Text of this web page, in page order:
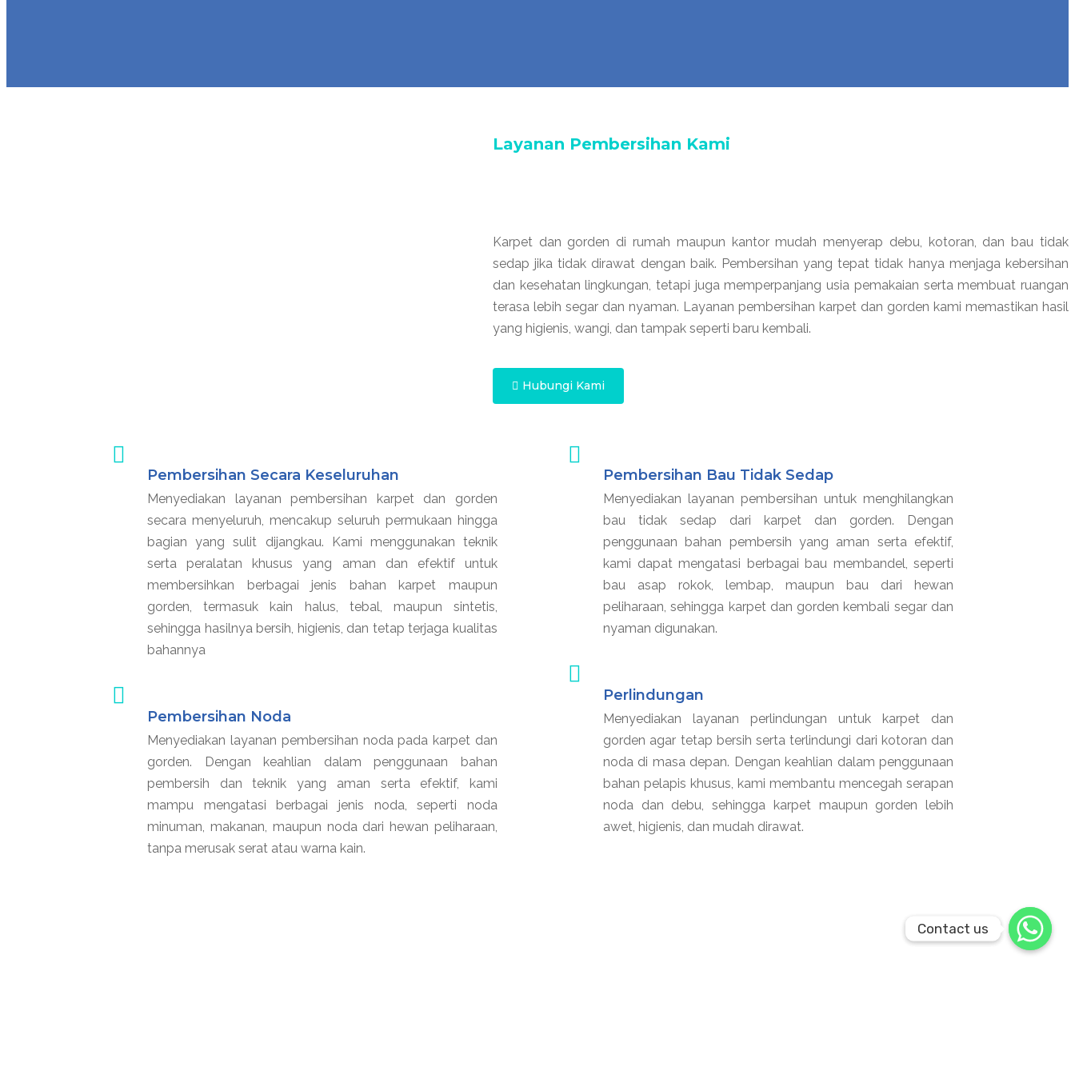
Layanan Pembersihan Kami
Karpet dan gorden di rumah maupun kantor mudah menyerap debu, kotoran, dan bau tidak
sedap jika tidak dirawat dengan baik. Pembersihan yang tepat tidak hanya menjaga kebersihan
dan kesehatan lingkungan, tetapi juga memperpanjang usia pemakaian serta membuat ruangan
terasa lebih segar dan nyaman. Layanan pembersihan karpet dan gorden kami memastikan hasil
yang higienis, wangi, dan tampak seperti baru kembali.
Hubungi Kami
Pembersihan Secara Keseluruhan
Menyediakan layanan pembersihan karpet dan gorden
secara menyeluruh, mencakup seluruh permukaan hingga
bagian yang sulit dijangkau. Kami menggunakan teknik
serta peralatan khusus yang aman dan efektif untuk
membersihkan berbagai jenis bahan karpet maupun
gorden, termasuk kain halus, tebal, maupun sintetis,
sehingga hasilnya bersih, higienis, dan tetap terjaga kualitas
bahannya
Pembersihan Noda
Menyediakan layanan pembersihan noda pada karpet dan
gorden. Dengan keahlian dalam penggunaan bahan
pembersih dan teknik yang aman serta efektif, kami
mampu mengatasi berbagai jenis noda, seperti noda
minuman, makanan, maupun noda dari hewan peliharaan,
tanpa merusak serat atau warna kain.
Pembersihan Bau Tidak Sedap
Menyediakan layanan pembersihan untuk menghilangkan
bau tidak sedap dari karpet dan gorden. Dengan
penggunaan bahan pembersih yang aman serta efektif,
kami dapat mengatasi berbagai bau membandel, seperti
bau asap rokok, lembap, maupun bau dari hewan
peliharaan, sehingga karpet dan gorden kembali segar dan
nyaman digunakan.
Perlindungan
Menyediakan layanan perlindungan untuk karpet dan
gorden agar tetap bersih serta terlindungi dari kotoran dan
noda di masa depan. Dengan keahlian dalam penggunaan
bahan pelapis khusus, kami membantu mencegah serapan
noda dan debu, sehingga karpet maupun gorden lebih
awet, higienis, dan mudah dirawat.
Contact us
Contact us